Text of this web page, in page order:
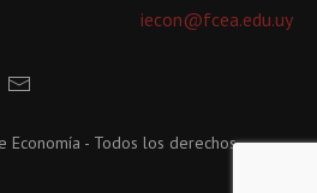
iecon@fcea.edu.uy
Economía - Todos los derechos